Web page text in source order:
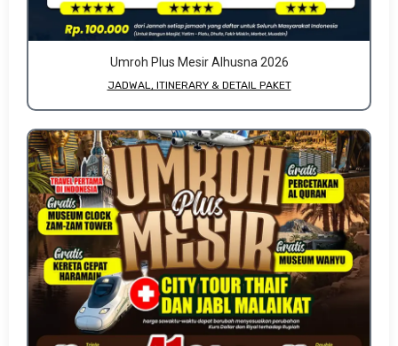
Umroh Plus Mesir Alhusna 2026
JADWAL, ITINERARY & DETAIL PAKET